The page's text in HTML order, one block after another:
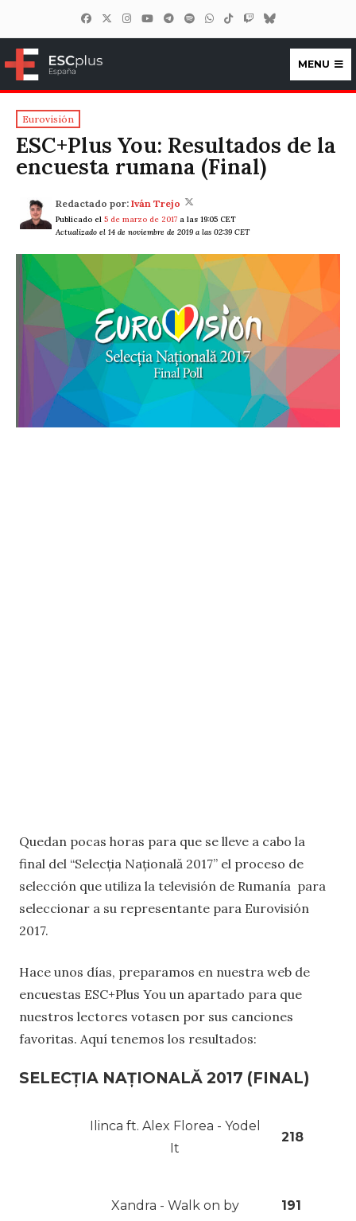
ESCplus España
MENU
Eurovisión
ESC+Plus You: Resultados de la
encuesta rumana (Final)
Redactado por: Iván Trejo
Publicado el 5 de marzo de 2017 a las 19:05 CET
Actualizado el 14 de noviembre de 2019 a las 02:39 CET
Quedan pocas horas para que se lleve a cabo la
final del “Selecția Națională 2017” el proceso de
selección que utiliza la televisión de Rumanía para
seleccionar a su representante para Eurovisión
2017.
Hace unos días, preparamos en nuestra web de
encuestas ESC+Plus You un apartado para que
nuestros lectores votasen por sus canciones
favoritas. Aquí tenemos los resultados:
SELECȚIA NAȚIONALĂ 2017 (FINAL)
Ilinca ft. Alex Florea - Yodel
It
218
Xandra - Walk on by 191